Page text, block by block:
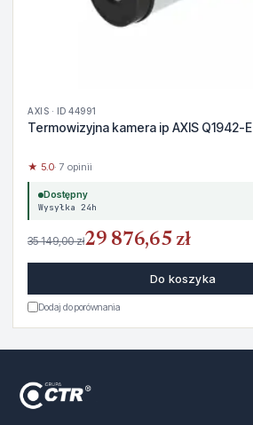
AXIS · ID 44991
Termowizyjna kamera ip AXIS Q1942-E
★ 5.0· 7 opinii
Dostępny
Wysyłka 24h
35 149,00 zł29 876,65 zł
Do koszyka
Dodaj do porównania